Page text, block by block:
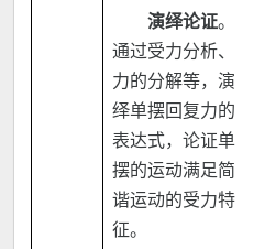
演绎论证。
通过受力分析、
力的分解等，演
绎单摆回复力的
表达式，论证单
摆的运动满足简
谐运动的受力特
征。